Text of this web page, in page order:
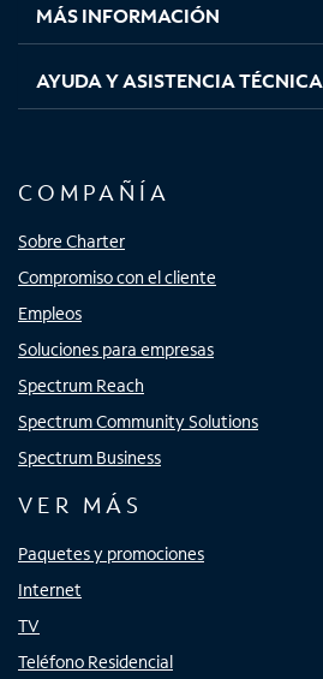
MÁS INFORMACIÓN
AYUDA Y ASISTENCIA TÉCNICA
COMPAÑÍA
Sobre Charter
Compromiso con el cliente
Empleos
Soluciones para empresas
Spectrum Reach
Spectrum Community Solutions
Spectrum Business
VER MÁS
Paquetes y promociones
Internet
TV
Teléfono Residencial